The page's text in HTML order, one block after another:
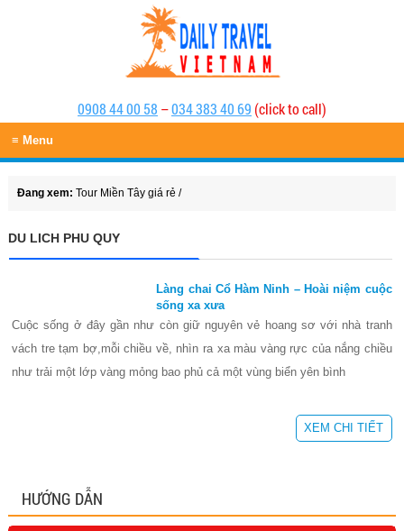
0908 44 00 58 –034 383 40 69 (click to call)
≡ Menu
Đang xem: Tour Miền Tây giá rẻ /
DU LICH PHU QUY
Làng chai Cổ Hàm Ninh – Hoài niệm cuộc
sống xa xưa
Cuộc sống ở đây gần như còn giữ nguyên vẻ hoang sơ với nhà tranh
vách tre tạm bợ,mỗi chiều về, nhìn ra xa màu vàng rực của nắng chiều
như trải một lớp vàng mỏng bao phủ cả một vùng biển yên bình
XEM CHI TIẾT
HƯỚNG DẪN